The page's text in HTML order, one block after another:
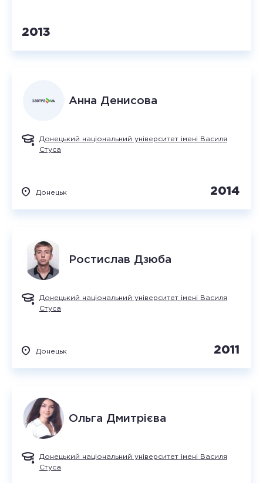
2013
Анна Денисова
Донецький національний університет імені Василя
Стуса
Донецьк 2014
Ростислав Дзюба
Донецький національний університет імені Василя
Стуса
Донецьк 2011
Ольга Дмитрієва
Донецький національний університет імені Василя
Стуса